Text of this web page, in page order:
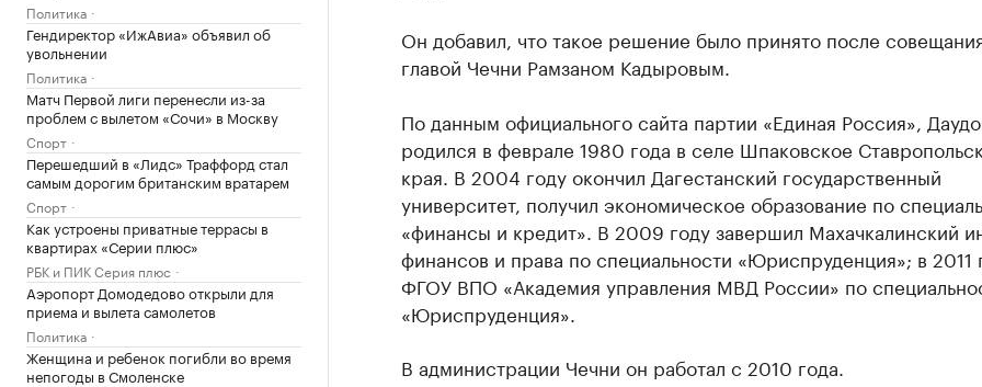
Политика
Гендиректор «ИжАвиа» объявил об
увольнении
Политика
Матч Первой лиги перенесли из-за
проблем с вылетом «Сочи» в Москву
Спорт
Перешедший в «Лидс» Траффорд стал
самым дорогим британским вратарем
Спорт
Как устроены приватные террасы в
квартирах «Серии плюс»
РБК и ПИК Серия плюс
Аэропорт Домодедово открыли для
приема и вылета самолетов
Политика
Женщина и ребенок погибли во время
непогоды в Смоленске
Он добавил, что такое решение было принято после
главой Чечни Рамзаном Кадыровым.
По данным официального сайта партии «Единая Россия»,
родился в феврале 1980 года в селе Шпаковское
края. В 2004 году окончил Дагестанский государственный
университет, получил экономическое образование по
«финансы и кредит». В 2009 году завершил Махачкалинский
финансов и права по специальности «Юриспруденция»; в 2011
ФГОУ ВПО «Академия управления МВД России» по
«Юриспруденция».
В администрации Чечни он работал с 2010 года.